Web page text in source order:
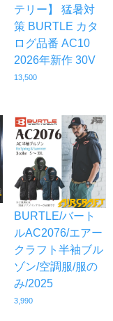
テリー】 猛暑対
策 BURTLE カタ
ログ品番 AC10
2026年新作 30V
13,500
BURTLE/バート
ルAC2076/エアー
クラフト半袖ブル
ゾン/空調服/服の
み/2025
3,990